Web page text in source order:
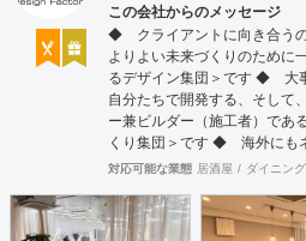
この会社からのメッセージ
◆ クライアントに向き合うの
よりよい未来づくりのため
るデザイン集団＞です ◆ 大
自分たちで開発する、そして
ー兼ビルダー（施工者）で
くり集団＞です ◆ 海外にも
国語に堪能なスタッフたちが
工案件、設計＋造作物の案件
多様な請負形態が可能です。
対応可能な業態 居酒屋 ダイニン